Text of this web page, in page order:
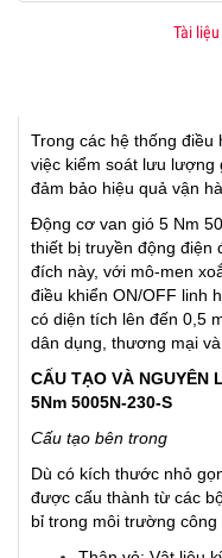
Tài
Trong các hệ thống điều
việc kiểm soát lưu lượng
đảm bảo hiệu quả vận
Động cơ van gió 5 Nm
thiết bị truyền động điện
đích này, với mô-men
điều khiển ON/OFF linh
có diện tích lên đến 0,5
dân dụng, thương mại
CẤU TẠO VÀ NGUYÊN
5Nm 5005N-230-S
Cấu tạo bên trong
Dù có kích thước nhỏ
được cấu thành từ các
bỉ trong môi trường công